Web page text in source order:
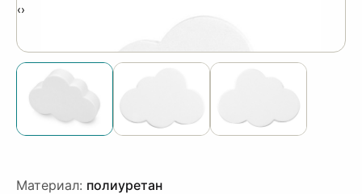
‹›
Материал: полиуретан